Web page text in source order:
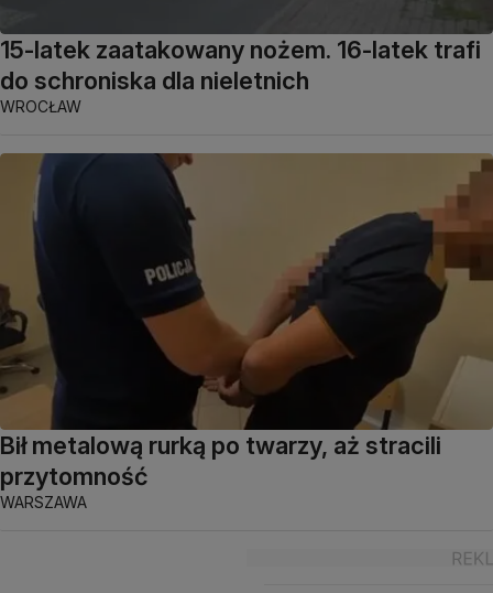
15-latek zaatakowany nożem. 16-latek trafi
do schroniska dla nieletnich
WROCŁAW
Bił metalową rurką po twarzy, aż stracili
przytomność
WARSZAWA